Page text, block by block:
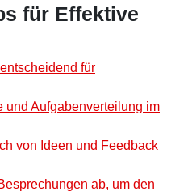
für Effektive
für
und Aufgabenverteilung im
von Ideen und Feedback
ab, um den